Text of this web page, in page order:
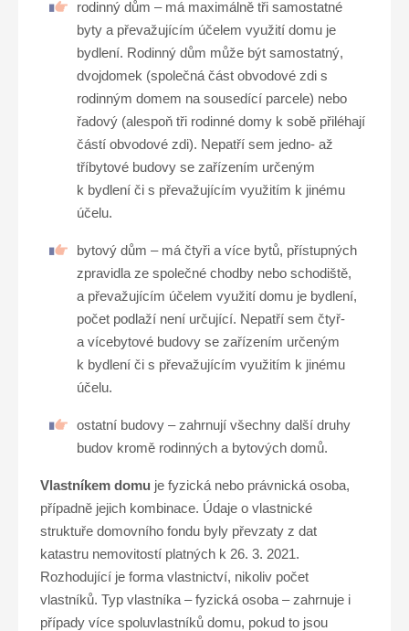
rodinný dům – má maximálně tři samostatné
byty a převažujícím účelem využití domu je
bydlení. Rodinný dům může být samostatný,
dvojdomek (společná část obvodové zdi s
rodinným domem na sousedící parcele) nebo
řadový (alespoň tři rodinné domy k sobě přiléhají
částí obvodové zdi). Nepatří sem jedno- až
tříbytové budovy se zařízením určeným
k bydlení či s převažujícím využitím k jinému
účelu.
bytový dům – má čtyři a více bytů, přístupných
zpravidla ze společné chodby nebo schodiště,
a převažujícím účelem využití domu je bydlení,
počet podlaží není určující. Nepatří sem čtyř-
a vícebytové budovy se zařízením určeným
k bydlení či s převažujícím využitím k jinému
účelu.
ostatní budovy – zahrnují všechny další druhy
budov kromě rodinných a bytových domů.
Vlastníkem domu je fyzická nebo právnická osoba,
případně jejich kombinace. Údaje o vlastnické
struktuře domovního fondu byly převzaty z dat
katastru nemovitostí platných k 26. 3. 2021.
Rozhodující je forma vlastnictví, nikoliv počet
vlastníků. Typ vlastníka – fyzická osoba – zahrnuje i
případy více spoluvlastníků domu, pokud to jsou